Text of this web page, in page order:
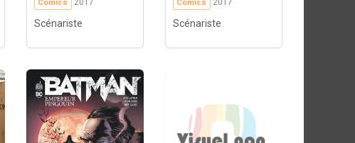
Comics 2017
Scénariste
Comics 2017
Scénariste